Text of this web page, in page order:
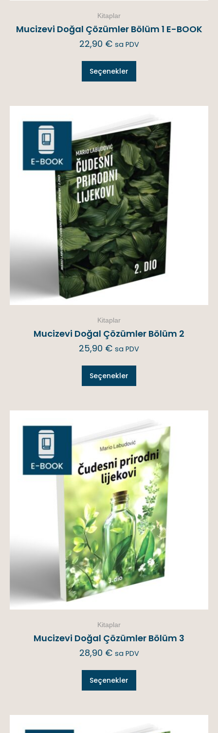
Kitaplar
Mucizevi Doğal Çözümler Bölüm 1 E-BOOK
22,90 € sa PDV
Seçenekler
Kitaplar
Mucizevi Doğal Çözümler Bölüm 2
25,90 € sa PDV
Seçenekler
Kitaplar
Mucizevi Doğal Çözümler Bölüm 3
28,90 € sa PDV
Seçenekler